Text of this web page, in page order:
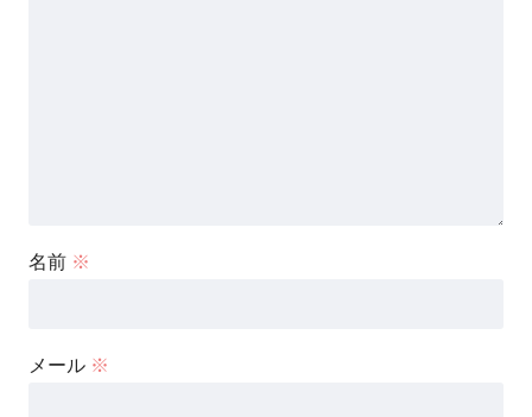
名前 ※
メール ※